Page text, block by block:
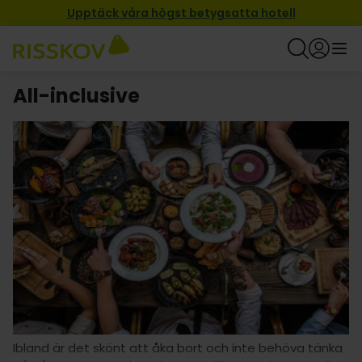
Upptäck våra högst betygsatta hotell
All-inclusive
Ibland är det skönt att åka bort och inte behöva tänka